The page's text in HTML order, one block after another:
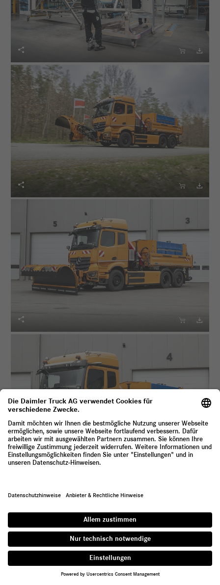
  
  
  
 